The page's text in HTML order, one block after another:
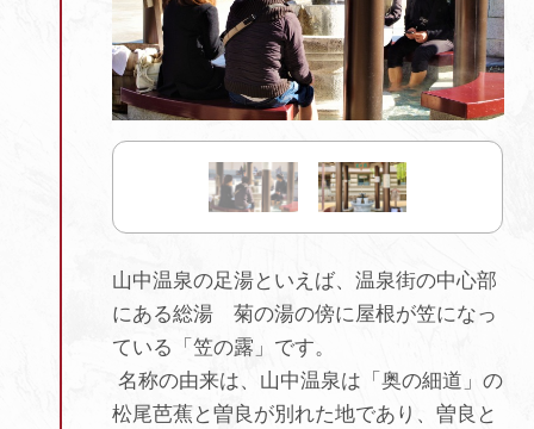
山中温泉の足湯といえば、温泉街の中心部
にある総湯 菊の湯の傍に屋根が笠になっ
ている「笠の露」です。
名称の由来は、山中温泉は「奥の細道」の
松尾芭蕉と曽良が別れた地であり、曽良と